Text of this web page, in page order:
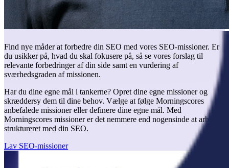
Kend dit næste skridt med SEO-missioner
Find nye måder at forbedre din SEO med vores SEO-missioner. Er
du usikker på, hvad du skal fokusere på, så se vores forslag til
relevante forbedringer af din side samt en vurdering af
sværhedsgraden af missionen.
Har du dine egne mål i tankerne? Opret dine egne missioner og
skræddersy dem til dine behov. Vælge at følge Morningscores
anbefalede missioner eller definere dine egne mål. Med
Morningscores missioner er det nemmere end nogensinde at arbejde
struktureret med din SEO.
Lav SEO-missioner